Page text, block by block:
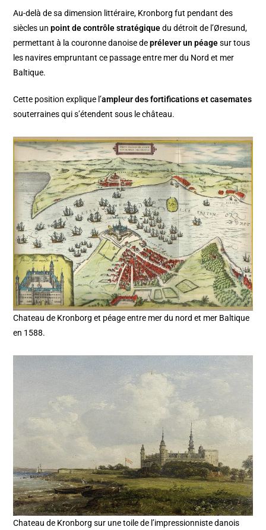
Au-delà de sa dimension littéraire, Kronborg fut pendant des
siècles unpoint de contrôle stratégiquedu détroit de l’Øresund,
permettant à la couronne danoise deprélever un péagesur tous
les navires empruntant ce passage entre mer du Nord et mer
Baltique.
Cette position explique l’ampleur des fortifications et casemates
souterraines qui s’étendent sous le château.
Chateau de Kronborg et péage entre mer du nord et mer Baltique
en 1588.
Chateau de Kronborg sur une toile de l’impressionniste danois